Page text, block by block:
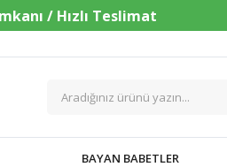
BAYAN BABETLER